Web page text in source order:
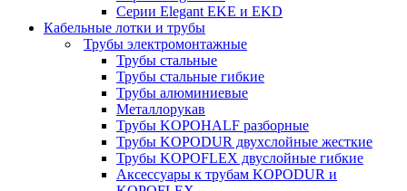
Серии Elegant EKE и EKD
Кабельные лотки и трубы
Трубы электромонтажные
Трубы стальные
Трубы стальные гибкие
Трубы алюминиевые
Металлорукав
Трубы KOPOHALF разборные
Трубы KOPODUR двухслойные жесткие
Трубы KOPOFLEX двуслойные гибкие
Аксессуары к трубам KOPODUR и